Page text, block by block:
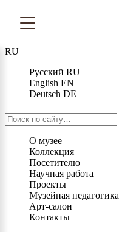
RU
Русский RU
English EN
Deutsch DE
О музее
Коллекция
Посетителю
Научная работа
Проекты
Музейная педагогика
Арт-салон
Контакты